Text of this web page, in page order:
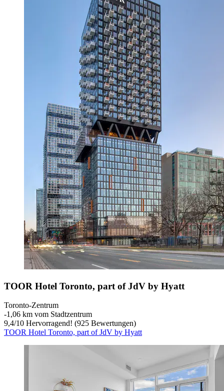
TOOR Hotel Toronto, part of JdV by Hyatt
Toronto-Zentrum
‐1,06 km vom Stadtzentrum
9,4/10 Hervorragend! (925 Bewertungen)
TOOR Hotel Toronto, part of JdV by Hyatt